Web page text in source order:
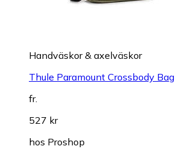
Handväskor & axelväskor
Thule Paramount Crossbody Bag
fr.
527 kr
hos Proshop